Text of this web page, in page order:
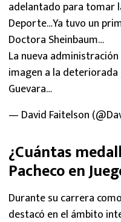
adelantado para tomar
Deporte…Ya tuvo un
Doctora Sheinbaum…
La nueva
imagen a la
Guevara…
— David Faitelson
¿Cuántas
Pacheco en
Durante su carrera
destacó en el ámbito